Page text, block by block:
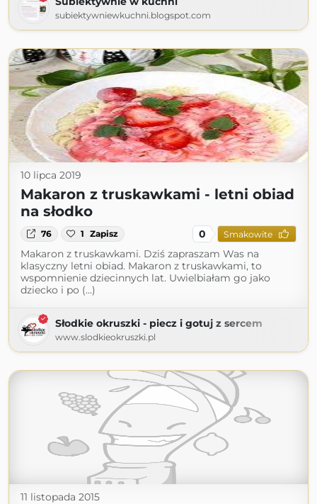
subiektywniewkuchni.blogspot.com
10 lipca 2019
Makaron z truskawkami - letni obiad
na słodko
76 1 Zapisz 0 Smakowite
Makaron z truskawkami. Dziś zapraszam Was na
klasyczny letni obiad. Makaron z truskawkami, to
wspomnienie dziecinnych lat. Uwielbiałam go jako
dziecko i po (...)
Słodkie okruszki - piecz i gotuj z sercem
www.slodkieokruszki.pl
11 listopada 2015